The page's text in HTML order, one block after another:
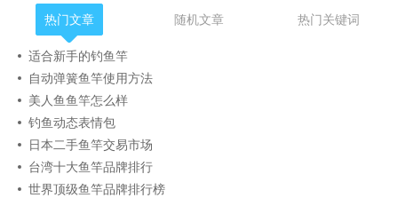
热门文章 随机文章 热门关键词
适合新手的钓鱼竿
自动弹簧鱼竿使用方法
美人鱼鱼竿怎么样
钓鱼动态表情包
日本二手鱼竿交易市场
台湾十大鱼竿品牌排行
世界顶级鱼竿品牌排行榜